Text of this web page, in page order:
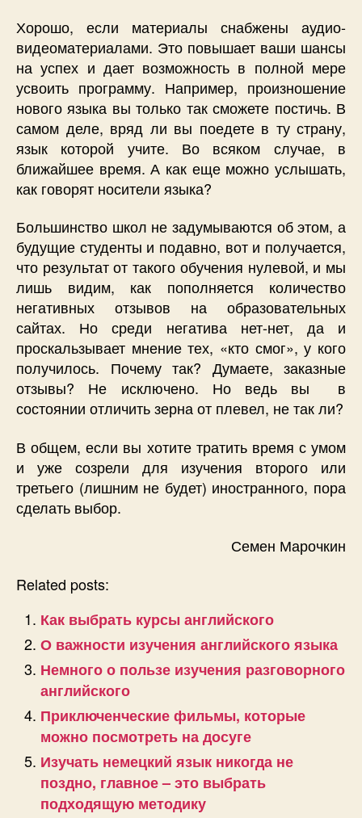
Хорошо, если материалы снабжены аудио-
видеоматериалами. Это повышает ваши шансы
на успех и дает возможность в полной мере
усвоить программу. Например, произношение
нового языка вы только так сможете постичь. В
самом деле, вряд ли вы поедете в ту страну,
язык которой учите. Во всяком случае, в
ближайшее время. А как еще можно услышать,
как говорят носители языка?
Большинство школ не задумываются об этом, а
будущие студенты и подавно, вот и получается,
что результат от такого обучения нулевой, и мы
лишь видим, как пополняется количество
негативных отзывов на образовательных
сайтах. Но среди негатива нет-нет, да и
проскальзывает мнение тех, «кто смог», у кого
получилось. Почему так? Думаете, заказные
отзывы? Не исключено. Но ведь вы в
состоянии отличить зерна от плевел, не так ли?
В общем, если вы хотите тратить время с умом
и уже созрели для изучения второго или
третьего (лишним не будет) иностранного, пора
сделать выбор.
Семен Марочкин
Related posts:
Как выбрать курсы английского
О важности изучения английского языка
Немного о пользе изучения разговорного
английского
Приключенческие фильмы, которые
можно посмотреть на досуге
Изучать немецкий язык никогда не
поздно, главное – это выбрать
подходящую методику